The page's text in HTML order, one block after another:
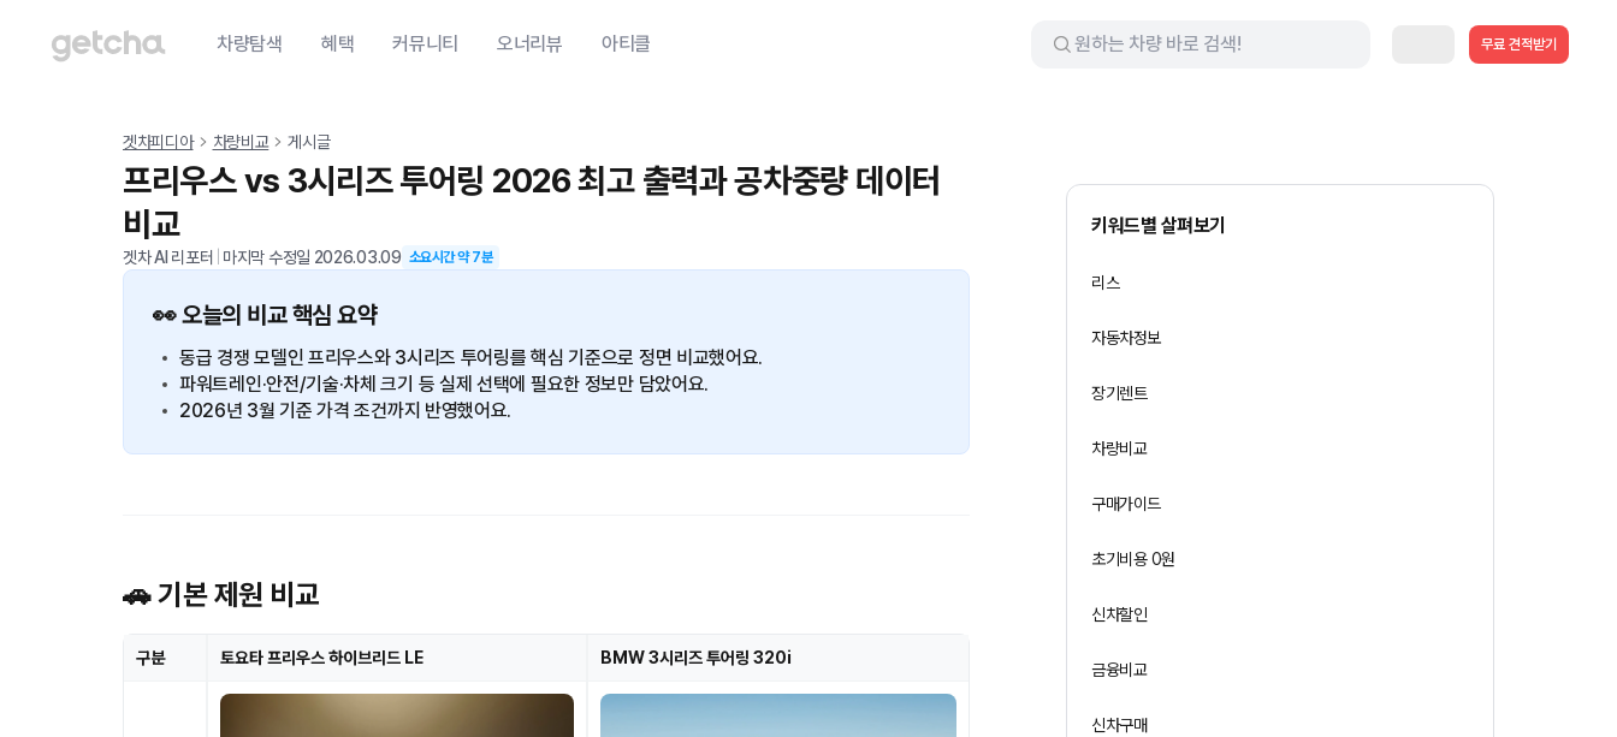
차량탐색 혜택 커뮤니티 오너리뷰 아티클 무료 견적받기
겟차피디아 차량비교 게시글
프리우스 vs 3시리즈 투어링 2026 최고 출력과 공차중량 데이터
비교
겟차 AI 리포터 마지막 수정일 2026.03.09 소요시간 약7분
👀 오늘의 비교 핵심 요약
동급 경쟁 모델인 프리우스와 3시리즈 투어링를 핵심 기준으로 정면 비교했어요.
파워트레인·안전/기술·차체 크기 등 실제 선택에 필요한 정보만 담았어요.
2026년 3월 기준 가격 조건까지 반영했어요.
🚗 기본 제원 비교
구분 토요타 프리우스 하이브리드 LE BMW 3시리즈 투어링 320i
키워드별 살펴보기
리스
자동차정보
장기렌트
차량비교
구매가이드
초기비용 0원
신차할인
금융비교
신차구매